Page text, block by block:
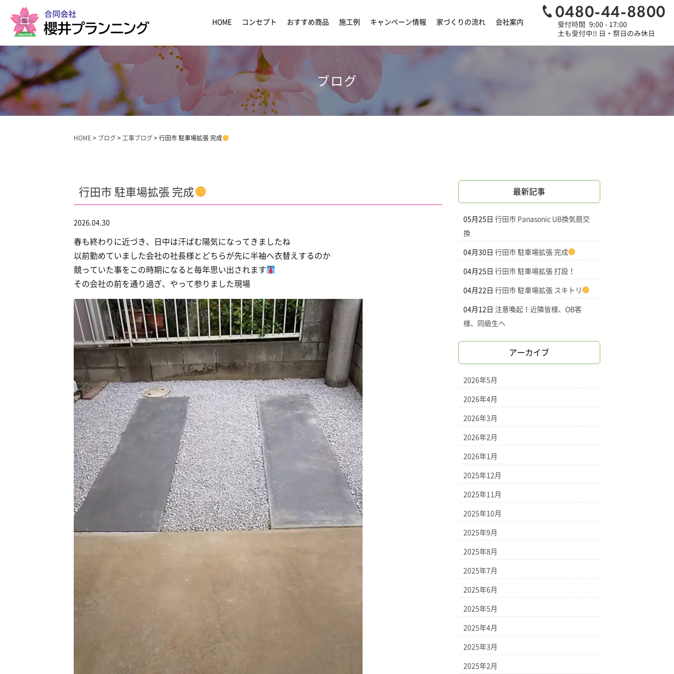
HOME コンセプト おすすめ商品 施工例 キャンペーン情報 家づくりの流れ 会社案内
ブログ
HOME > ブログ > 工事ブログ > 行田市 駐車場拡張 完成
行田市 駐車場拡張 完成
2026.04.30
春も終わりに近づき、日中は汗ばむ陽気になってきましたね
以前勤めていました会社の社長様とどちらが先に半袖へ衣替えするのか
競っていた事をこの時期になると毎年思い出されます
その会社の前を通り過ぎ、やって参りました現場
最新記事
05月25日 行田市 Panasonic UB換気扇交
換
04月30日 行田市 駐車場拡張 完成
04月25日 行田市 駐車場拡張 打設！
04月22日 行田市 駐車場拡張 スキトリ
04月12日 注意喚起！近隣皆様、OB客
様、同級生へ
アーカイブ
2026年5月
2026年4月
2026年3月
2026年2月
2026年1月
2025年12月
2025年11月
2025年10月
2025年9月
2025年8月
2025年7月
2025年6月
2025年5月
2025年4月
2025年3月
2025年2月